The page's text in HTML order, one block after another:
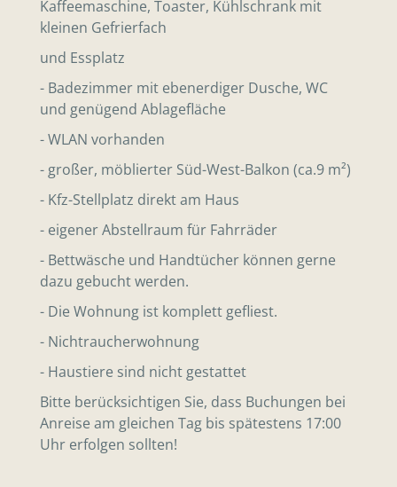
Kaffeemaschine, Toaster, Kühlschrank mit
kleinen Gefrierfach
und Essplatz
- Badezimmer mit ebenerdiger Dusche, WC
und genügend Ablagefläche
- WLAN vorhanden
- großer, möblierter Süd-West-Balkon (ca.9 m²)
- Kfz-Stellplatz direkt am Haus
- eigener Abstellraum für Fahrräder
- Bettwäsche und Handtücher können gerne
dazu gebucht werden.
- Die Wohnung ist komplett gefliest.
- Nichtraucherwohnung
- Haustiere sind nicht gestattet
Bitte berücksichtigen Sie, dass Buchungen bei
Anreise am gleichen Tag bis spätestens 17:00
Uhr erfolgen sollten!